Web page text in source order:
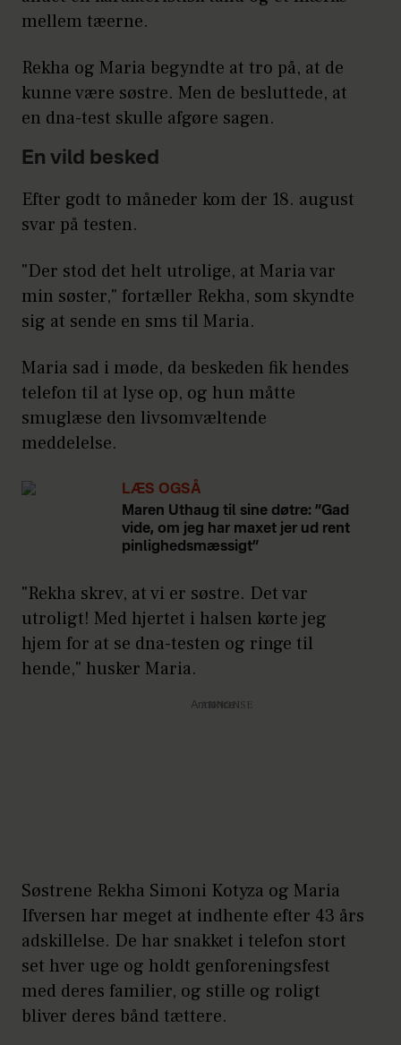
mellem tæerne.
Rekha og Maria begyndte at tro på, at de
kunne være søstre. Men de besluttede, at
en dna-test skulle afgøre sagen.
En vild besked
Efter godt to måneder kom der 18. august
svar på testen.
"Der stod det helt utrolige, at Maria var
min søster," fortæller Rekha, som skyndte
sig at sende en sms til Maria.
Maria sad i møde, da beskeden fik hendes
telefon til at lyse op, og hun måtte
smuglæse den livsomvæltende
meddelelse.
LÆS OGSÅ
Maren Uthaug til sine døtre: ”Gad
vide, om jeg har maxet jer ud rent
pinlighedsmæssigt”
"Rekha skrev, at vi er søstre. Det var
utroligt! Med hjertet i halsen kørte jeg
hjem for at se dna-testen og ringe til
hende," husker Maria.
Annonce
Søstrene Rekha Simoni Kotyza og Maria
Ifversen har meget at indhente efter 43 års
adskillelse. De har snakket i telefon stort
set hver uge og holdt genforeningsfest
med deres familier, og stille og roligt
bliver deres bånd tættere.